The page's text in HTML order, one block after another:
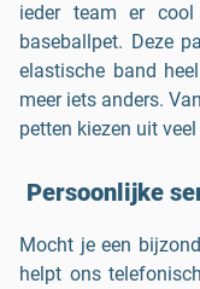
ieder team er
baseballpet. Deze
elastische band
meer iets anders.
petten kiezen uit
Persoonlijke
Mocht je een
helpt ons